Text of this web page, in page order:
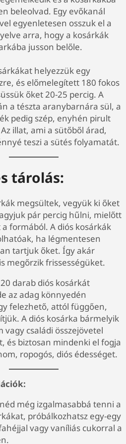
beleolvad. Egy evőkanál
egyenletesen osszuk el a
arra, hogy a kosárkák
jusson belőle.
helyezzük egy
és előmelegített 180 fokos
őket 20-25 percig. A
a tészta aranybarnára sül, a
pedig szép, enyhén pirult
illat, ami a sütőből árad,
teszi a sütés folyamatát.
tárolás:
megsültek, vegyük ki őket
pár percig hűlni, mielőtt
formából. A diós kosárkák
ha légmentesen
tartjuk őket. Így akár
megőrzik frissességüket.
darab diós kosárkát
az adag könnyedén
felezhető, attól függően,
A diós kosárka bármelyik
vagy családi összejövetel
és biztosan mindenki el fogja
ropogós, diós édességet.
még izgalmasabbá tenni a
próbálkozhatsz egy-egy
vagy vaníliás cukorral a